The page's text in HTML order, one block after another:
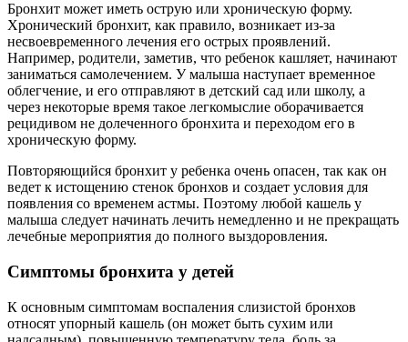
Бронхит может иметь острую или хроническую форму.
Хронический бронхит, как правило, возникает из-за
несвоевременного лечения его острых проявлений.
Например, родители, заметив, что ребенок кашляет, начинают
заниматься самолечением. У малыша наступает временное
облегчение, и его отправляют в детский сад или школу, а
через некоторые время такое легкомыслие оборачивается
рецидивом не долеченного бронхита и переходом его в
хроническую форму.
Повторяющийся бронхит у ребенка очень опасен, так как он
ведет к истощению стенок бронхов и создает условия для
появления со временем астмы. Поэтому любой кашель у
малыша следует начинать лечить немедленно и не прекращать
лечебные мероприятия до полного выздоровления.
Симптомы бронхита у детей
К основным симптомам воспаления слизистой бронхов
относят упорный кашель (он может быть сухим или